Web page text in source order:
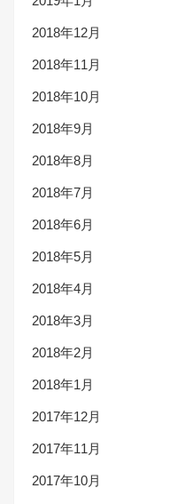
2018年12月
2018年11月
2018年10月
2018年9月
2018年8月
2018年7月
2018年6月
2018年5月
2018年4月
2018年3月
2018年2月
2018年1月
2017年12月
2017年11月
2017年10月